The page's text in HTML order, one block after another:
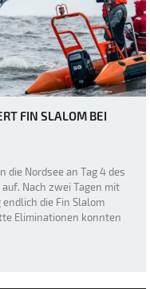
FIN SLALOM BEI
die Nordsee an Tag 4 des
Nach zwei Tagen mit
die Fin Slalom
Eliminationen konnten